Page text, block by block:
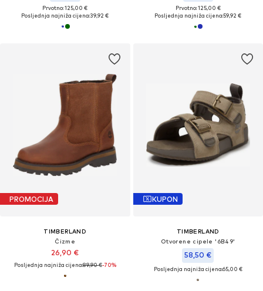
Prvotno: 125,00 €
Posljednja najniža cijena:39,92 €
Prvotno: 125,00 €
Posljednja najniža cijena:59,92 €
PROMOCIJA
TIMBERLAND
Čizme
26,90 €
Posljednja najniža cijena:89,90 €-70%
KUPON
TIMBERLAND
Otvorene cipele '6B49'
58,50 €
Posljednja najniža cijena:65,00 €